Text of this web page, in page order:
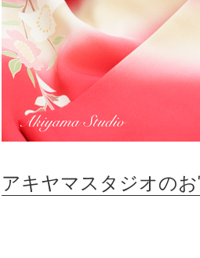
アキヤマスタジオの